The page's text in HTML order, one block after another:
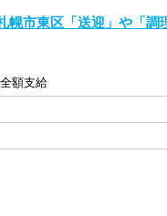
幌市東区「送迎」や「調
額支給